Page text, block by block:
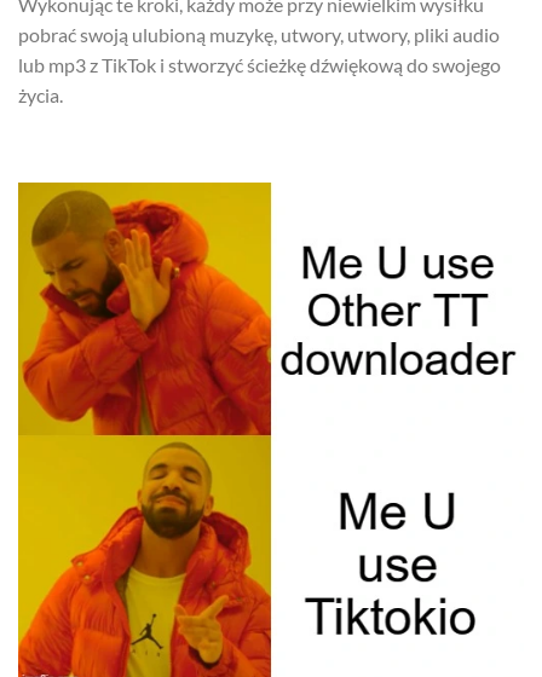
pobrać swoją ulubioną muzykę, utwory, utwory, pliki audio
lub mp3 z TikTok i stworzyć ścieżkę dźwiękową do swojego
życia.